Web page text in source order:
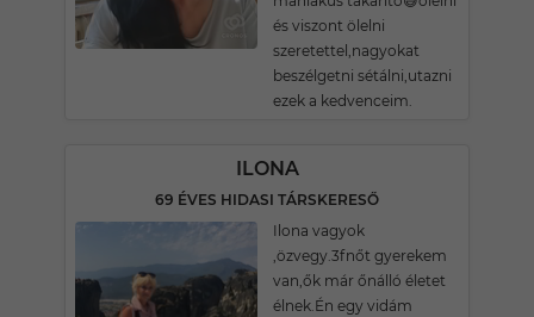
és viszont ölelni
szeretettel,nagyokat
beszélgetni sétálni,utazni
ezek a kedvenceim.
ILONA
69 ÉVES HIDASI TÁRSKERESŐ
Ilona vagyok
,özvegy.3fnőt gyerekem
van,ők már őnálló életet
élnek.Én egy vidám